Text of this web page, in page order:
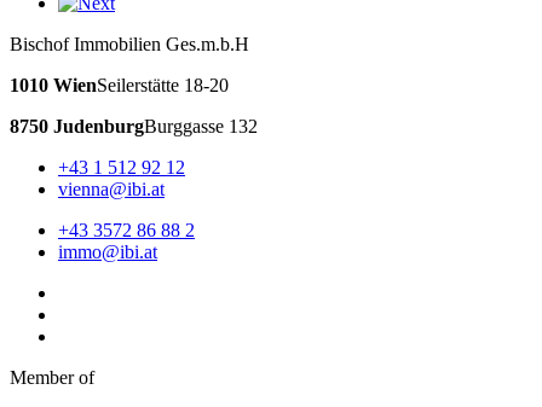
Bischof Immobilien Ges.m.b.H
1010 WienSeilerstätte 18-20
8750 JudenburgBurggasse 132
+43 1 512 92 12
vienna@ibi.at
+43 3572 86 88 2
immo@ibi.at
Member of